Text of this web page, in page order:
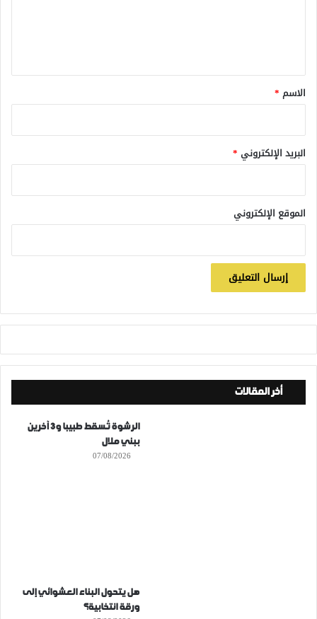
*
الاسم *
البريد الإلكتروني *
الموقع الإلكتروني
أخر المقالات
الرشوة تُسقط طبيبا و3 آخرين
ببني ملال
07/08/2026
هل يتحول البناء العشوائي إلى
ورقة انتخابية؟